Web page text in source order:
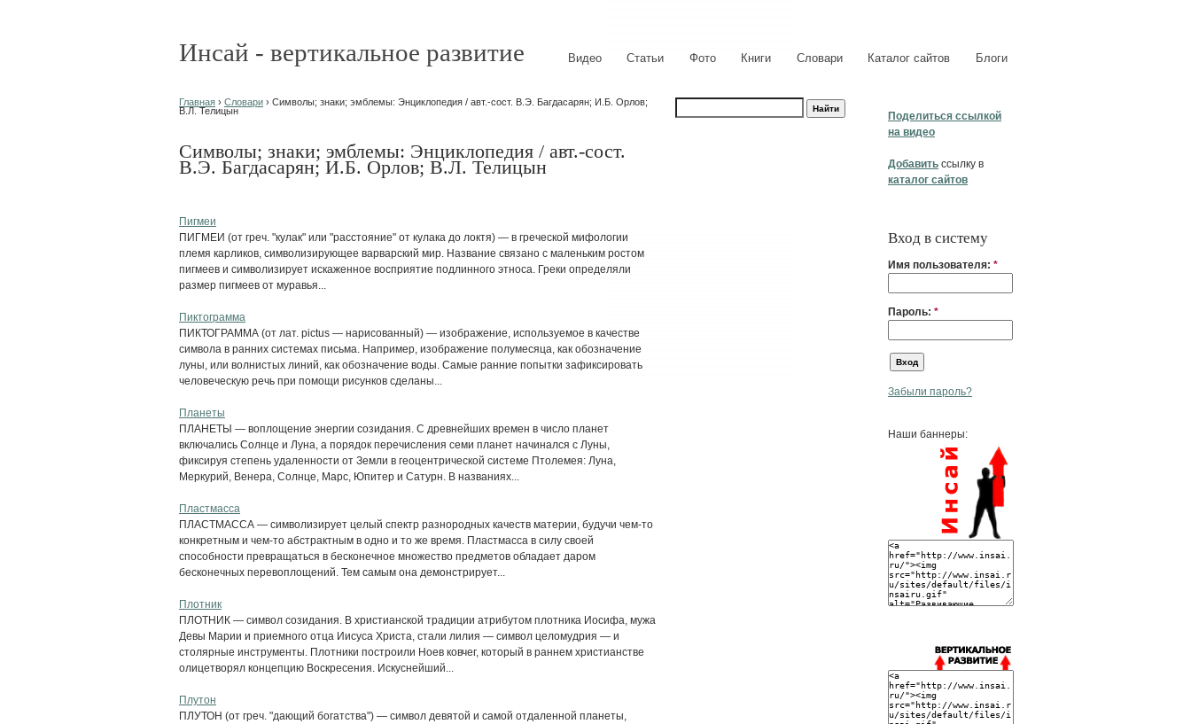
Инсай - вертикальное развитие Видео Статьи Фото Книги Словари Каталог сайтов Блоги
Поделиться ссылкой
на видео
Добавить ссылку в
каталог сайтов
Вход в систему
Имя пользователя: *
Пароль: *
Забыли пароль?
Наши баннеры:
Главная › Словари › Символы; знаки; эмблемы: Энциклопедия / авт.-сост. В.Э. Багдасарян; И.Б. Орлов;
В.Л. Телицын
Символы; знаки; эмблемы: Энциклопедия / авт.-сост.
В.Э. Багдасарян; И.Б. Орлов; В.Л. Телицын
Пигмеи
ПИГМЕИ (от греч. "кулак" или "расстояние" от кулака до локтя) — в греческой мифологии
племя карликов, символизирующее варварский мир. Название связано с маленьким ростом
пигмеев и символизирует искаженное восприятие подлинного этноса. Греки определяли
размер пигмеев от муравья...
Пиктограмма
ПИКТОГРАММА (от лат. pictus — нарисованный) — изображение, используемое в качестве
символа в ранних системах письма. Например, изображение полумесяца, как обозначение
луны, или волнистых линий, как обозначение воды. Самые ранние попытки зафиксировать
человеческую речь при помощи рисунков сделаны...
Планеты
ПЛАНЕТЫ — воплощение энергии созидания. С древнейших времен в число планет
включались Солнце и Луна, а порядок перечисления семи планет начинался с Луны,
фиксируя степень удаленности от Земли в геоцентрической системе Птолемея: Луна,
Меркурий, Венера, Солнце, Марс, Юпитер и Сатурн. В названиях...
Пластмасса
ПЛАСТМАССА — символизирует целый спектр разнородных качеств материи, будучи чем-то
конкретным и чем-то абстрактным в одно и то же время. Пластмасса в силу своей
способности превращаться в бесконечное множество предметов обладает даром
бесконечных перевоплощений. Тем самым она демонстрирует...
Плотник
ПЛОТНИК — символ созидания. В христианской традиции атрибутом плотника Иосифа, мужа
Девы Марии и приемного отца Иисуса Христа, стали лилия — символ целомудрия — и
столярные инструменты. Плотники построили Ноев ковчег, который в раннем христианстве
олицетворял концепцию Воскресения. Искуснейший...
Плутон
ПЛУТОН (от греч. "дающий богатства") — символ девятой и самой отдаленной планеты,